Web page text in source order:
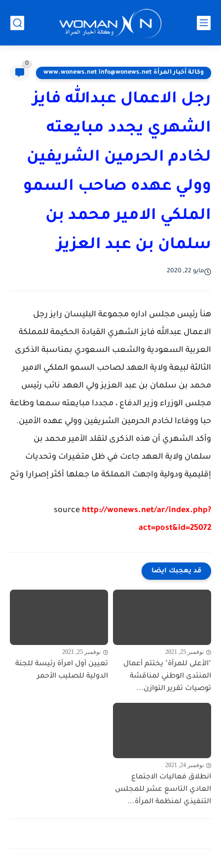
وكالة أخبار المرأة www.wonews.net info@wonews.net
0
رجل الاعمال عبدالله فايز
الشهري يجدد مبايعته
لخادم الحرمين الشريفين
وولي عهده صاحب السمو
الملكي الامير محمد بن
سلمان بن عبد العزيز
مايو 22, 2020
هنأ رئيس مجلس اداره مجموعة البليسان رايز رجل
الاعمال عبدالله فايز الشهري القيادة الحكيمة للمملكة
العربية السعودية والشعب السعودي بمناسبة الذكرى
الثالثة لبيعة ولاية العهد لصاحب السمو الملكي الامير
محمد بن سلمان بن عبد العزيز ولي العهد نائب رئيس
مجلس الوزراء وزير الدفاع ، مجددا مبايعته سمعا وطاعة
حبا ووفاءا لخادم الحرمين الشريفين وولي عهده الأمين.
وأكد الشهري أن هذه الذكرى لتقلد الأمير محمد بن
سلمان ولاية العهد جاءت في ظل متغيرات وتحديات
إقليمية ودولية واجهت المملكة ما جعلها أكثر إصرارا وتح
source http://wonews.net/ar/index.php?
act=post&id=25072
قد يعجبك ايضا
نوفمبر 25, 2021
"الأعلى للمرأة" يختتم أعمال
المنتدى الوطني لمناقشة
توصيات تقرير التوازن...
نوفمبر 25, 2021
تعيين أول امرأة رئيسة للجنة
الدولية للصليب الأحمر
نوفمبر 24, 2021
انطلاق فعاليات الاجتماع
العادي التاسع عشر للمجلس
التنفيذي لمنظمة المرأة...